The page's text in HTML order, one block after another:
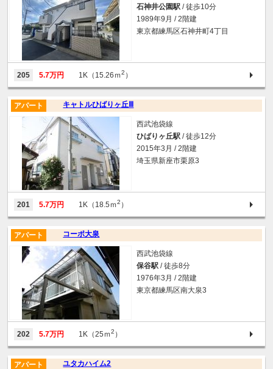
石神井公園駅 / 徒歩10分
1989年9月 / 2階建
東京都練馬区石神井町4丁目
205 5.7万円 1K（15.26ｍ2 ）
キャトルひばりヶ丘Ⅲ
アパート
西武池袋線
ひばりヶ丘駅 / 徒歩12分
2015年3月 / 2階建
埼玉県新座市栗原3
201 5.7万円 1K（18.5ｍ2 ）
コーポ大泉
アパート
西武池袋線
保谷駅 / 徒歩8分
1976年3月 / 2階建
東京都練馬区南大泉3
202 5.7万円 1K（25ｍ2 ）
ユタカハイム2
アパート